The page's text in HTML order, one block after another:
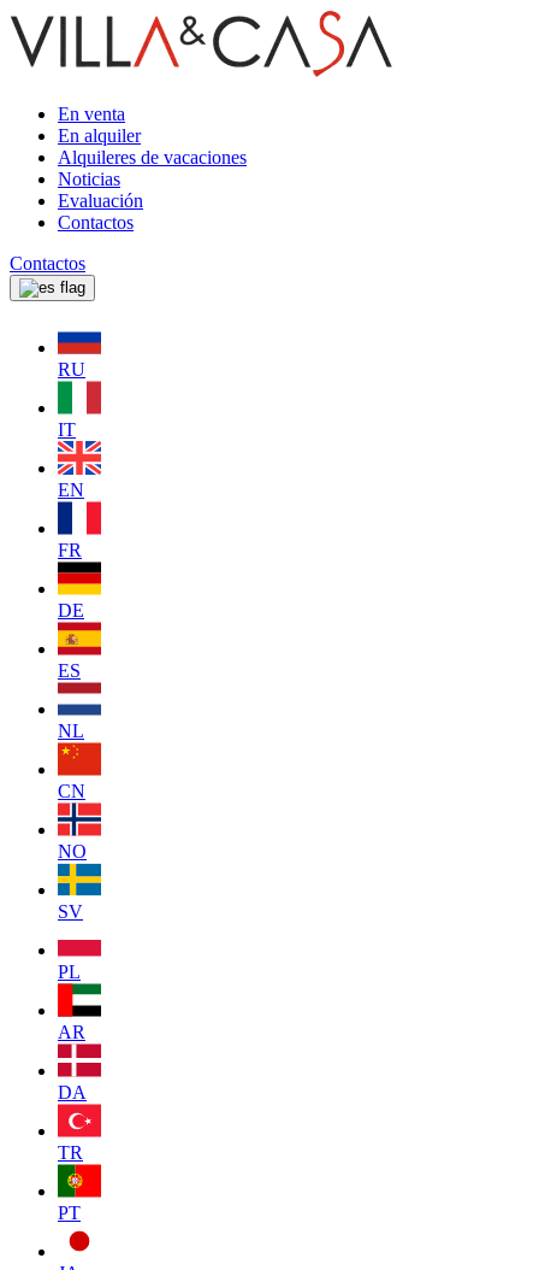
En venta
En alquiler
Alquileres de vacaciones
Noticias
Evaluación
Contactos
Contactos
RU
IT
EN
FR
DE
ES
NL
CN
NO
SV
PL
AR
DA
TR
PT